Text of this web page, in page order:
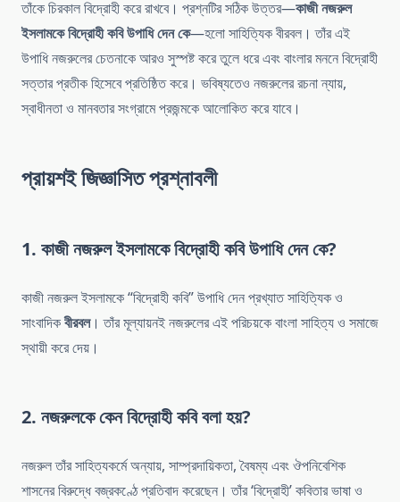
তাঁকে চিরকাল বিদ্রোহী করে রাখবে। প্রশ্নটির সঠিক উত্তর—কাজী নজরুল
ইসলামকে বিদ্রোহী কবি উপাধি দেন কে—হলো সাহিত্যিক বীরবল। তাঁর এই
উপাধি নজরুলের চেতনাকে আরও সুস্পষ্ট করে তুলে ধরে এবং বাংলার মননে বিদ্রোহী
সত্তার প্রতীক হিসেবে প্রতিষ্ঠিত করে। ভবিষ্যতেও নজরুলের রচনা ন্যায়,
স্বাধীনতা ও মানবতার সংগ্রামে প্রজন্মকে আলোকিত করে যাবে।
প্রায়শই জিজ্ঞাসিত প্রশ্নাবলী
1. কাজী নজরুল ইসলামকে বিদ্রোহী কবি উপাধি দেন কে?
কাজী নজরুল ইসলামকে “বিদ্রোহী কবি” উপাধি দেন প্রখ্যাত সাহিত্যিক ও
সাংবাদিকবীরবল। তাঁর মূল্যায়নই নজরুলের এই পরিচয়কে বাংলা সাহিত্য ও সমাজে
স্থায়ী করে দেয়।
2. নজরুলকে কেন বিদ্রোহী কবি বলা হয়?
নজরুল তাঁর সাহিত্যকর্মে অন্যায়, সাম্প্রদায়িকতা, বৈষম্য এবং ঔপনিবেশিক
শাসনের বিরুদ্ধে বজ্রকণ্ঠে প্রতিবাদ করেছেন। তাঁর ‘বিদ্রোহী’ কবিতার ভাষা ও